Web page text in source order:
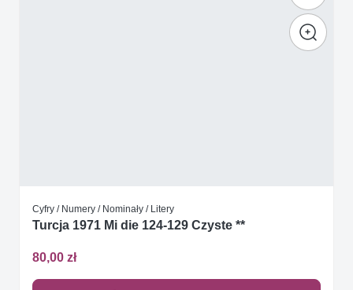
Cyfry / Numery / Nominały / Litery
Turcja 1971 Mi die 124-129 Czyste **
80,00 zł